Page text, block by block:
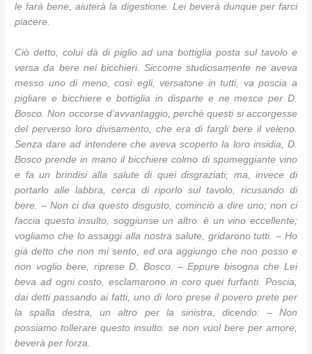
le farà bene, aiuterà la digestione. Lei beverà dunque per farci
piacere.
Ciò detto, colui dà di piglio ad una bottiglia posta sul tavolo e
versa da bere nei bicchieri. Siccome studiosamente ne aveva
messo uno di meno, così egli, versatone in tutti, va poscia a
pigliare e bicchiere e bottiglia in disparte e ne mesce per D.
Bosco. Non occorse d’avvantaggio, perchè questi si accorgesse
del perverso loro divisamento, che era di fargli bere il veleno.
Senza dare ad intendere che aveva scoperto la loro insidia, D.
Bosco prende in mano il bicchiere colmo di spumeggiante vino
e fa un brindisi alla salute di quei disgraziati; ma, invece di
portarlo alle labbra, cerca di riporlo sul tavolo, ricusando di
bere. – Non ci dia questo disgusto, cominciò a dire uno; non ci
faccia questo insulto, soggiunse un altro: è un vino eccellente;
vogliamo che lo assaggi alla nostra salute, gridarono tutti. – Ho
già detto che non mi sento, ed ora aggiungo che non posso e
non voglio bere, riprese D. Bosco. – Eppure bisogna che Lei
beva ad ogni costo, esclamarono in coro quei furfanti. Poscia,
dai detti passando ai fatti, uno di loro prese il povero prete per
la spalla destra, un altro per la sinistra, dicendo: – Non
possiamo tollerare questo insulto: se non vuol bere per amore,
beverà per forza.